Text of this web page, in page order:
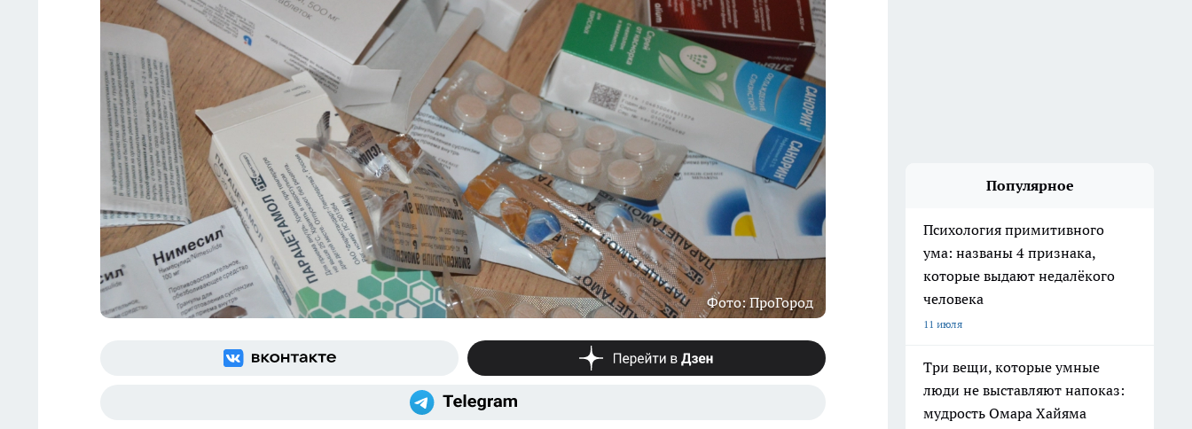
Фото: ПроГород
Популярное
Психология примитивного
ума: названы 4 признака,
которые выдают недалёкого
человека
11 июля
Три вещи, которые умные
люди не выставляют напоказ:
мудрость Омара Хайяма